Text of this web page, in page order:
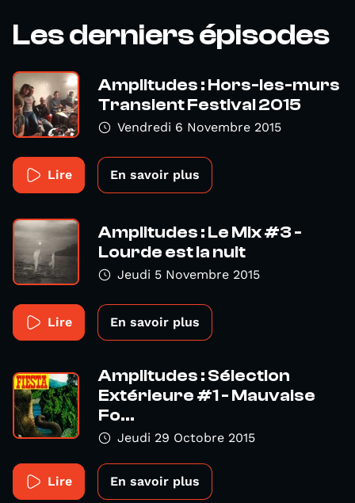
Les derniers épisodes
Amplitudes : Hors-les-murs
Transient Festival 2015
Vendredi 6 Novembre 2015
Lire En savoir plus
Amplitudes : Le Mix #3 -
Lourde est la nuit
Jeudi 5 Novembre 2015
Lire En savoir plus
Amplitudes : Sélection
Extérieure #1 - Mauvaise
Fo...
Jeudi 29 Octobre 2015
Lire En savoir plus